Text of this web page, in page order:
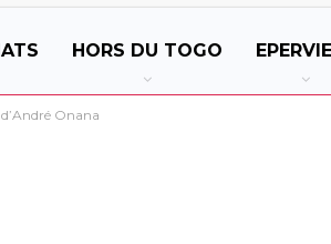
HORS DU TOGO
Onana